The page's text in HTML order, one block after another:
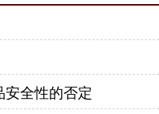
全性的否定